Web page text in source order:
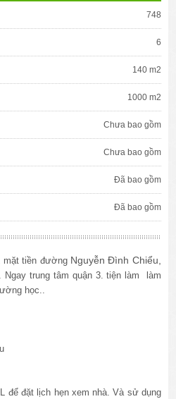
748
6
140 m2
1000 m2
Chưa bao gồm
Chưa bao gồm
Đã bao gồm
Đã bao gồm
mặt tiền đường Nguyễn Đình Chiểu,
Ngay trung tâm quận 3. tiện làm làm
học..
để đặt lịch hẹn xem nhà. Và sử dụng